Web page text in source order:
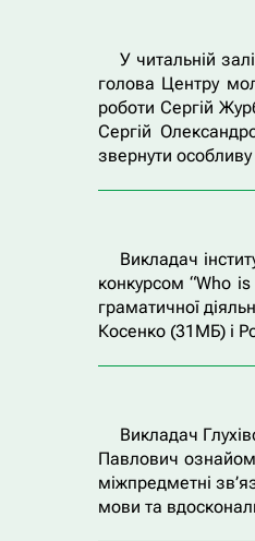
У читальній
голова Центру
роботи Сергій
Сергій
звернути особливу
Викладач
конкурсом “Who
граматичної
Косенко (31МБ) і
Викладач
Павлович
міжпредметні
мови та